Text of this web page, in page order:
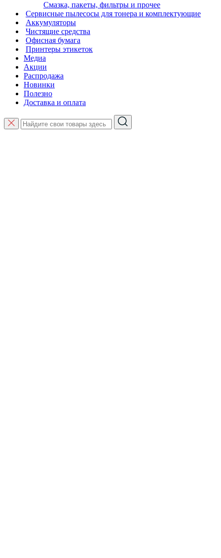
Смазка, пакеты, фильтры и прочее
Сервисные пылесосы для тонера и комплектующие
Аккумуляторы
Чистящие средства
Офисная бумага
Принтеры этикеток
Медиа
Акции
Распродажа
Новинки
Полезно
Доставка и оплата